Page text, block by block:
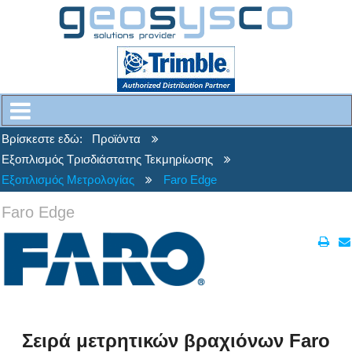
Βρίσκεστε εδώ:
Προϊόντα
Εξοπλισμός Τρισδιάστατης Τεκμηρίωσης
Εξοπλισμός Μετρολογίας
Faro Edge
Faro Edge
Σειρά μετρητικών βραχιόνων Faro